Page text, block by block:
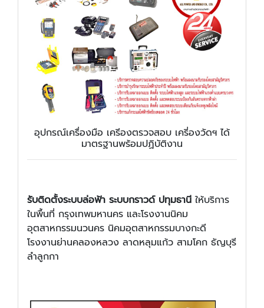
อุปกรณ์เครื่องมือ เครีองตรวจสอบ เครี่องวัดฯ ได้
มาตรฐานพร้อมปฏิบัติงาน
รับติดตั้งระบบล่อฟ้า ระบบกราวด์ ปทุมธานี ให้บริการ
ในพื้นที่ กรุงเทพมหานคร และโรงงานนิคม
อุตสาหกรรมนวนคร นิคมอุตสาหกรรมบางกะดี
โรงงานย่านคลองหลวง ลาดหลุมแก้ว สามโคก ธัญบุรี
ลำลูกกา